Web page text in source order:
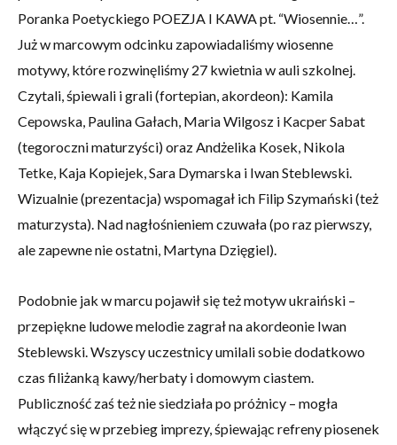
Poranka Poetyckiego POEZJA I KAWA pt. “Wiosennie…”.
Już w marcowym odcinku zapowiadaliśmy wiosenne
motywy, które rozwinęliśmy 27 kwietnia w auli szkolnej.
Czytali, śpiewali i grali (fortepian, akordeon): Kamila
Cepowska, Paulina Gałach, Maria Wilgosz i Kacper Sabat
(tegoroczni maturzyści) oraz Andżelika Kosek, Nikola
Tetke, Kaja Kopiejek, Sara Dymarska i Iwan Steblewski.
Wizualnie (prezentacja) wspomagał ich Filip Szymański (też
maturzysta). Nad nagłośnieniem czuwała (po raz pierwszy,
ale zapewne nie ostatni, Martyna Dzięgiel).
Podobnie jak w marcu pojawił się też motyw ukraiński –
przepiękne ludowe melodie zagrał na akordeonie Iwan
Steblewski. Wszyscy uczestnicy umilali sobie dodatkowo
czas filiżanką kawy/herbaty i domowym ciastem.
Publiczność zaś też nie siedziała po próżnicy – mogła
włączyć się w przebieg imprezy, śpiewając refreny piosenek